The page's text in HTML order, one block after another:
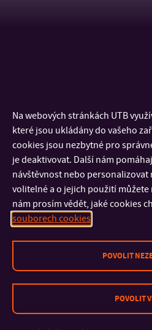
Formuláře pro studenty
Pro anglicky hovořící
Certificate of Study .
General Request – English version
Na webových stránkách UTB
které jsou ukládány do vašeho
cookies jsou nezbytné pro
je deaktivovat. Další nám
návštěvnost nebo personalizovat
volitelné a o jejich použití
nám prosím vědět, jaké cookies
souborech cookies
POVOLIT
POVOLIT